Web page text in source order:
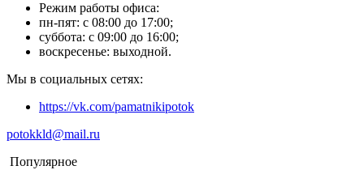
Режим работы офиса:
пн-пят: с 08:00 до 17:00;
суббота: с 09:00 до 16:00;
воскресенье: выходной.
Мы в социальных сетях:
https://vk.com/pamatnikipotok
potokkld@mail.ru
Популярное